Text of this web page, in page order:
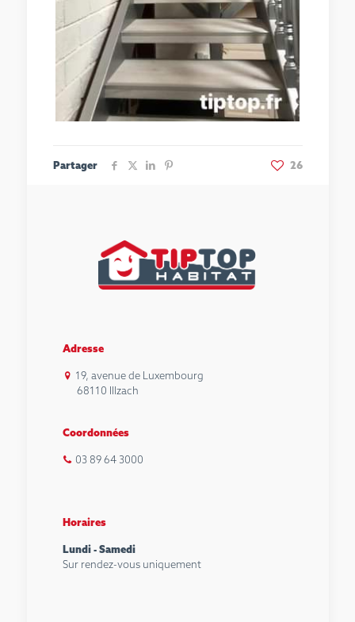
Partager 26
Adresse
19, avenue de Luxembourg
68110 Illzach
Coordonnées
03 89 64 3000
Horaires
Lundi - Samedi
Sur rendez-vous uniquement